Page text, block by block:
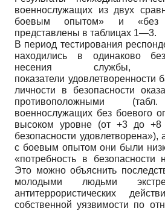
военнослужащих из двух
боевым опытом» и «без
представлены в таблицах 1—3.
В период тестирования
находились в одинаково
несения
показатели удовлетворенности
личности в безопасности
противоположными
военнослужащих без боевого
высоком уровне (от +3 до
безопасности
с боевым опытом они были
«потребность в безопасности
Это можно объяснить
молодыми людьми
антитеррористических
собственной уязвимости по